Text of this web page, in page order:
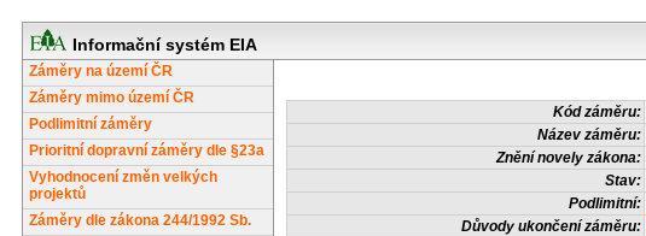
Informační systém EIA
Záměry na území ČR
Záměry mimo území ČR
Podlimitní záměry
Prioritní dopravní záměry dle §23a
Vyhodnocení změn velkých
projektů
Záměry dle zákona 244/1992 Sb.
Kód záměru:
Název záměru:
Znění novely zákona:
Stav:
Podlimitní:
Důvody ukončení záměru: